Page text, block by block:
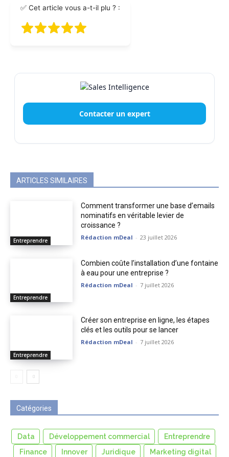
✅ Cet article vous a-t-il plu ? :
Contacter un expert
ARTICLES SIMILAIRES
Entreprendre
Comment transformer une base d’emails
nominatifs en véritable levier de
croissance ?
Rédaction mDeal - 23 juillet 2026
Entreprendre
Combien coûte l’installation d’une fontaine
à eau pour une entreprise ?
Rédaction mDeal - 7 juillet 2026
Entreprendre
Créer son entreprise en ligne, les étapes
clés et les outils pour se lancer
Rédaction mDeal - 7 juillet 2026
Catégories
Data Développement commercial
Entreprendre
Finance
Innover Juridique Marketing digital